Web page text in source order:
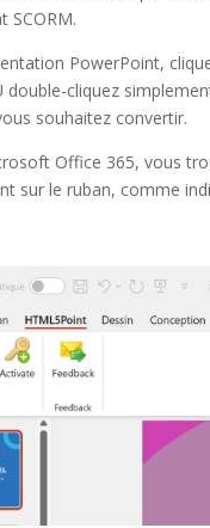
SCORM.
PowerPoint,
double-cliquez
souhaitez convertir.
Office 365, vous
sur le ruban, comme